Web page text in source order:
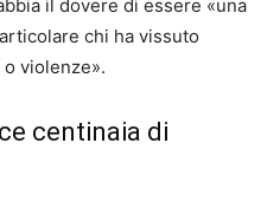
il dovere di essere «una
chi ha vissuto
violenze».
centinaia di